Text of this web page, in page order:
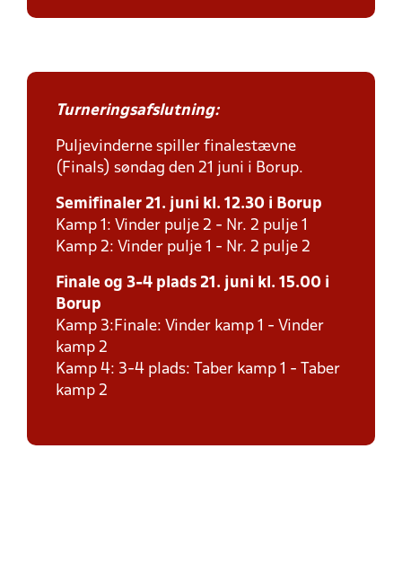
Turneringsafslutning:
Puljevinderne spiller finalestævne
(Finals) søndag den 21 juni i Borup.
Semifinaler 21. juni kl. 12.30 i Borup
Kamp 1: Vinder pulje 2 - Nr. 2 pulje 1
Kamp 2: Vinder pulje 1 - Nr. 2 pulje 2
Finale og 3-4 plads 21. juni kl. 15.00 i
Borup
Kamp 3:Finale: Vinder kamp 1 - Vinder
kamp 2
Kamp 4: 3-4 plads: Taber kamp 1 - Taber
kamp 2